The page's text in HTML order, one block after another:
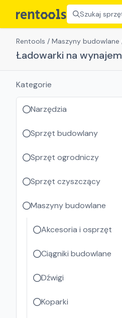
Szukaj
Rentools / Maszyny budowlane
Ładowarki na wynajem
Kategorie
Narzędzia
Sprzęt budowlany
Sprzęt ogrodniczy
Sprzęt czyszczący
Maszyny budowlane
Akcesoria i osprzęt
Ciągniki budowlane
Dźwigi
Koparki